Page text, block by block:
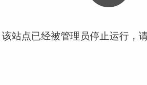
站点已经被管理员停止运行，